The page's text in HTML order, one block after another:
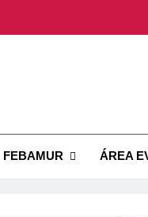
FEBAMUR ÁREA